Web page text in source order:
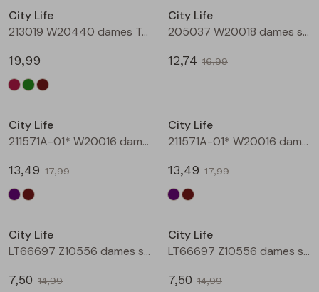
Blouses lange mouw
Sweatshirts
Gilet spencers
Jackjes
Blazers
Bermuda's
Lange broek
Jackjes
Jassen
Leggings
Rokken
Lange broeken
Lange broeken
Leggings
T-shirts lange mouw
Tops
Vesten
City Life
213019 W20440 dames T-shirt lm Bruin
19,99
City Life
205037 W20018 dames singlet Aubergine
12,74 16,99
City Life
211571A-01* W20016 dames T-shirt km aubergine
13,49 17,99
City Life
211571A-01* W20016 dames T-shirt km bruin
13,49 17,99
City Life
LT66697 Z10556 dames singlet Army
7,50 14,99
City Life
LT66697 Z10556 dames singlet Kit
7,50 14,99